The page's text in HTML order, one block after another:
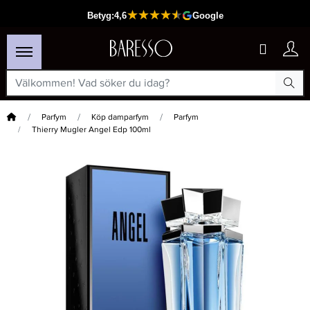
Hem Parfym Köp damparfym
Parfym
Thierry Mugler Angel Edp 100ml